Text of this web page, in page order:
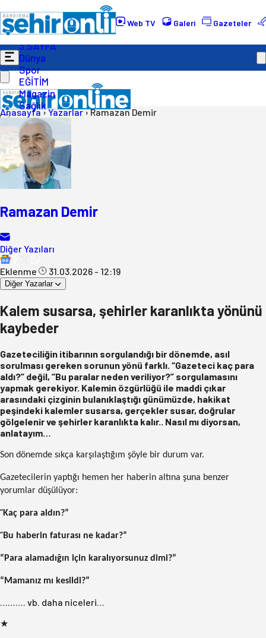
Web TV Galeri Gazeteler
Gündem
Ekonomi
Politika
3.SAYFA
Dünya
Spor
EĞİTİM
Magazin
Sağlık
Anasayfa›Yazarlar›Ramazan Demir
Ramazan Demir
Diğer Yazıları
Eklenme
31.03.2026 - 12:19
Diğer Yazarlar
Kalem susarsa, şehirler karanlıkta yönünü
kaybeder
Gazeteciliğin itibarının sorgulandığı bir dönemde, asıl
sorulması gereken sorunun yönü farklı. “Gazeteci kaç para
aldı?” değil, “Bu paralar neden veriliyor?” sorgulamasını
yapmak gerekiyor. Kalemin özgürlüğü ile maddi çıkar
arasındaki çizginin bulanıklaştığı günümüzde, hakikat
peşindeki kalemler susarsa, gerçekler susar, doğrular
gölgelenir ve şehirler karanlıkta kalır.. Nasıl mı diyorsan,
anlatayım…
Son dönemde sıkça karşılaştığım şöyle bir durum var.
Gazetecilerin yaptığı hemen her haberin altına şuna benzer
yorumlar düşülüyor:
“Kaç para aldın?”
“Bu haberin faturası ne kadar?”
“Para alamadığın için karalıyorsunuz dimi?”
“Mamanız mı kesildi?”
………. vb. daha niceleri…
★